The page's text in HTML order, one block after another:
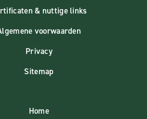
& nuttige links
voorwaarden
Privacy
Sitemap
Home